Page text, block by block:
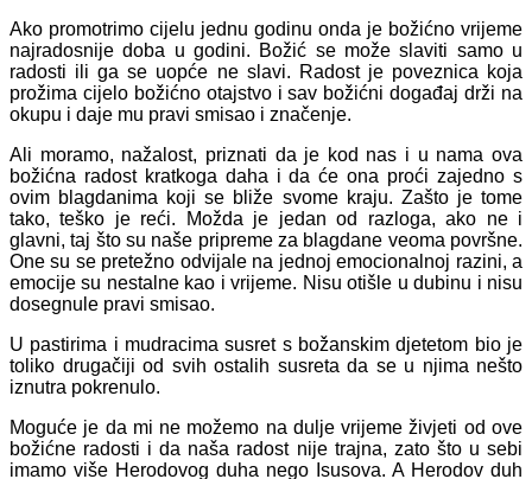
Ako promotrimo cijelu jednu godinu onda je božićno vrijeme
najradosnije doba u godini. Božić se može slaviti samo u
radosti ili ga se uopće ne slavi. Radost je poveznica koja
prožima cijelo božićno otajstvo i sav božićni događaj drži na
okupu i daje mu pravi smisao i značenje.
Ali moramo, nažalost, priznati da je kod nas i u nama ova
božićna radost kratkoga daha i da će ona proći zajedno s
ovim blagdanima koji se bliže svome kraju. Zašto je tome
tako, teško je reći. Možda je jedan od razloga, ako ne i
glavni, taj što su naše pripreme za blagdane veoma površne.
One su se pretežno odvijale na jednoj emocionalnoj razini, a
emocije su nestalne kao i vrijeme. Nisu otišle u dubinu i nisu
dosegnule pravi smisao.
U pastirima i mudracima susret s božanskim djetetom bio je
toliko drugačiji od svih ostalih susreta da se u njima nešto
iznutra pokrenulo.
Moguće je da mi ne možemo na dulje vrijeme živjeti od ove
božićne radosti i da naša radost nije trajna, zato što u sebi
imamo više Herodovog duha nego Isusova. A Herodov duh